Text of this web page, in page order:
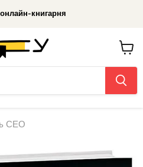
книгарня
До
СЕО